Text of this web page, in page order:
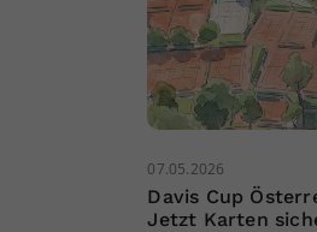
07.05.2026
Davis Cup
Jetzt Karten